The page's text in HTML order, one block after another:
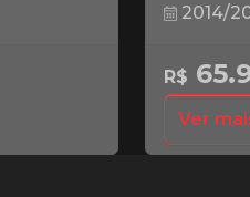
2014/
R$
Ver